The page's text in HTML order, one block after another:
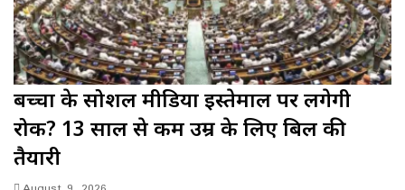
बच्चों के सोशल मीडिया इस्तेमाल पर लगेगी
रोक? 13 साल से कम उम्र के लिए बिल की
तैयारी